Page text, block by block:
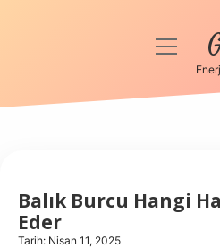
Anasayfa
Hakkımızda
menüyü
Balık Burcu Hangi
Eder
Tarih: Nisan 11, 2025